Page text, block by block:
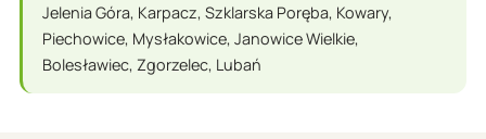
Jelenia Góra, Karpacz, Szklarska Poręba, Kowary,
Piechowice, Mysłakowice, Janowice Wielkie,
Bolesławiec, Zgorzelec, Lubań